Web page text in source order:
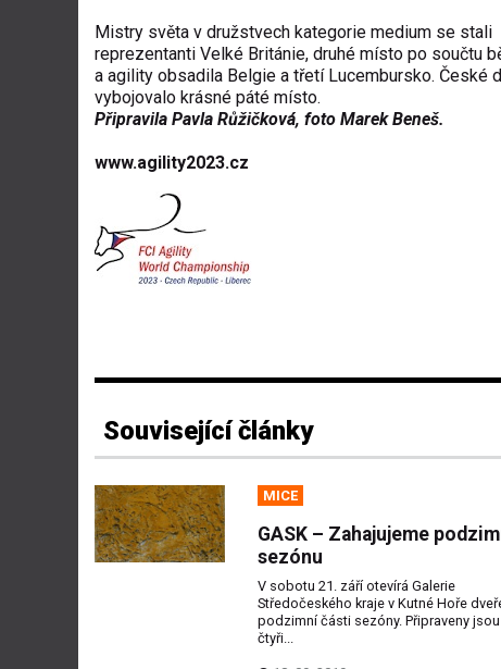
Mistry světa v družstvech kategorie medium se stali
reprezentanti Velké Británie, druhé místo po součtu
a agility obsadila Belgie a třetí Lucembursko. České
vybojovalo krásné páté místo.
Připravila Pavla Růžičková, foto Marek Beneš.
www.agility2023.cz
Související články
MICE
GASK – Zahajujeme
sezónu
V sobotu 21. září otevírá Galerie
Středočeského kraje v Kutné Hoře
podzimní části sezóny. Připraveny jsou
čtyři...